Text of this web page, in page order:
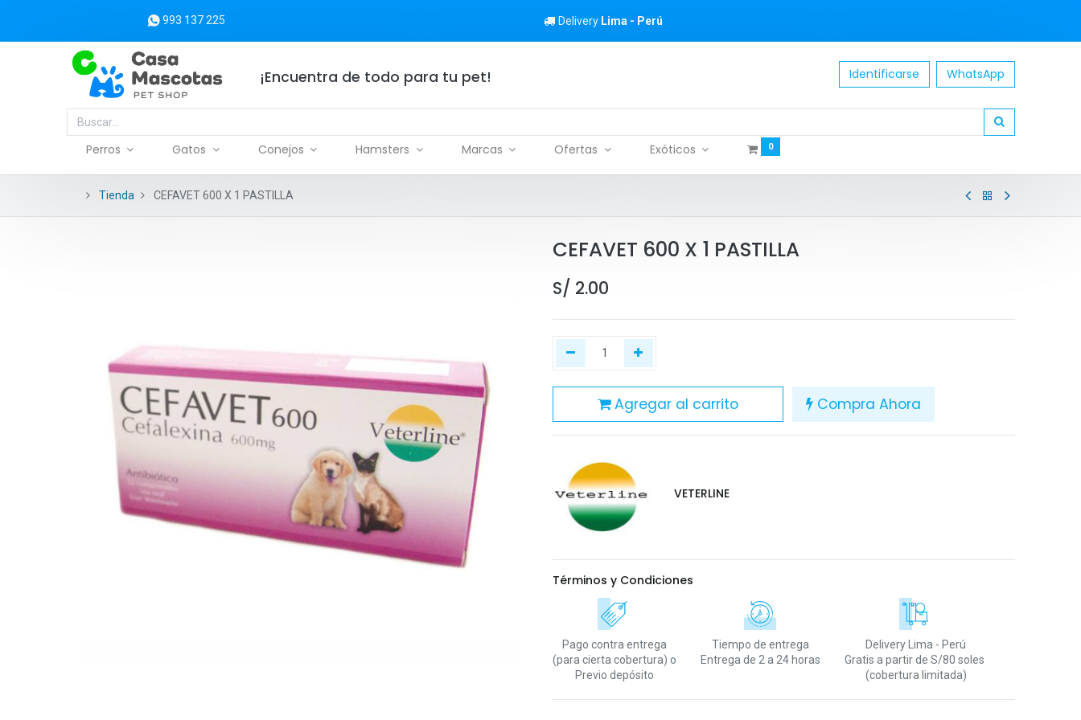
993 137 225 Delivery Lima - Perú
¡Encuentra de todo para tu pet! Identificarse WhatsApp
Perros Gatos Conejos Hamsters Marcas Ofertas Exóticos 0
Tienda CEFAVET 600 X 1 PASTILLA
CEFAVET 600 X 1 PASTILLA
S/ 2.00
Agregar al carrito Compra Ahora
VETERLINE
Términos y Condiciones
Pago contra entrega
(para cierta cobertura) o
Previo depósito
Tiempo de entrega
Entrega de 2 a 24 horas
Delivery Lima - Perú
Gratis a partir de S/80 soles
(cobertura limitada)